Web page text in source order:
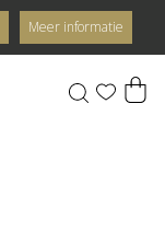
Meer informatie
0